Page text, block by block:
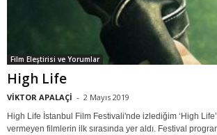
Film Eleştirisi ve Yorumlar
High Life
VİKTOR APALAÇİ - 2 Mayıs 2019
High Life İstanbul Film Festivali'nde izlediğim ‘High
vermeyen filmlerin ilk sırasında yer aldı. Festival